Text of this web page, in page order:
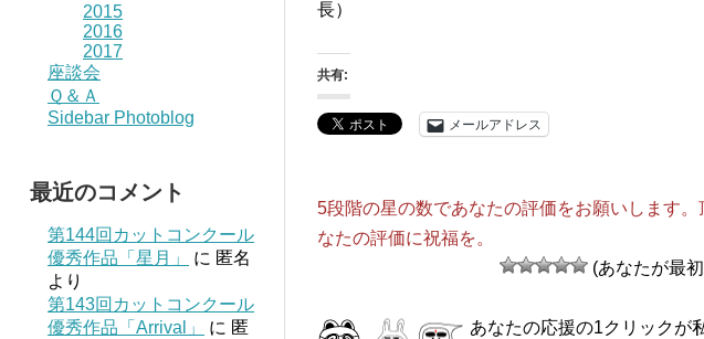
2015
2016
2017
座談会
Ｑ＆Ａ
Sidebar Photoblog
最近のコメント
第144回カットコンクール
優秀作品「星月」
に 匿名
より
第143回カットコンクール
優秀作品「Arrival」
に 匿
長）
共有:
メールアドレス
5段階の星の数であなたの評価をお願いします
なたの評価に祝福を。
(あなたが最
あなたの応援の1クリックが